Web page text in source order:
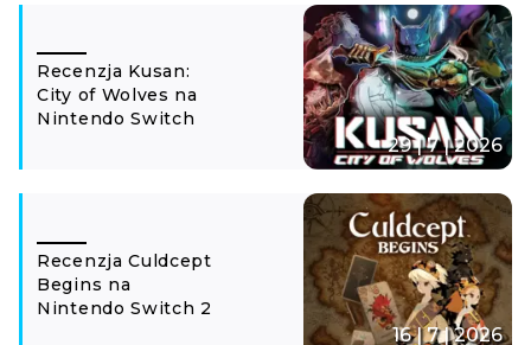
Recenzja Kusan:
City of Wolves na
Nintendo Switch
29 | 7 | 2026
Recenzja Culdcept
Begins na
Nintendo Switch 2
16 | 7 | 2026